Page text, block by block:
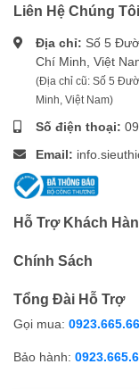
Liên Hệ Chúng Tôi
Địa chỉ: Số 5
Chí Minh, Việt
(Địa chỉ cũ: Số 5
Minh, Việt Nam)
Số điện thoại:
Email:
Hỗ Trợ Khách
Chính Sách
Tổng Đài Hỗ Trợ
Gọi mua:
Bảo hành: